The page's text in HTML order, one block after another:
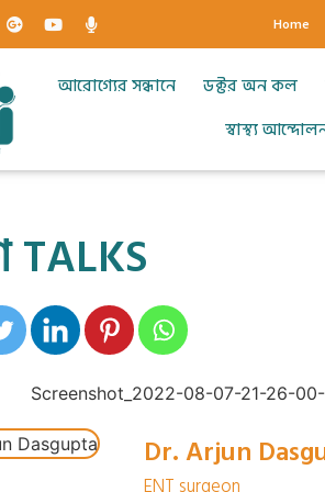
Home
আরোগ্যের সন্ধানে ডক্টর অন কল
স্বাস্থ্য
Dr. Arjun